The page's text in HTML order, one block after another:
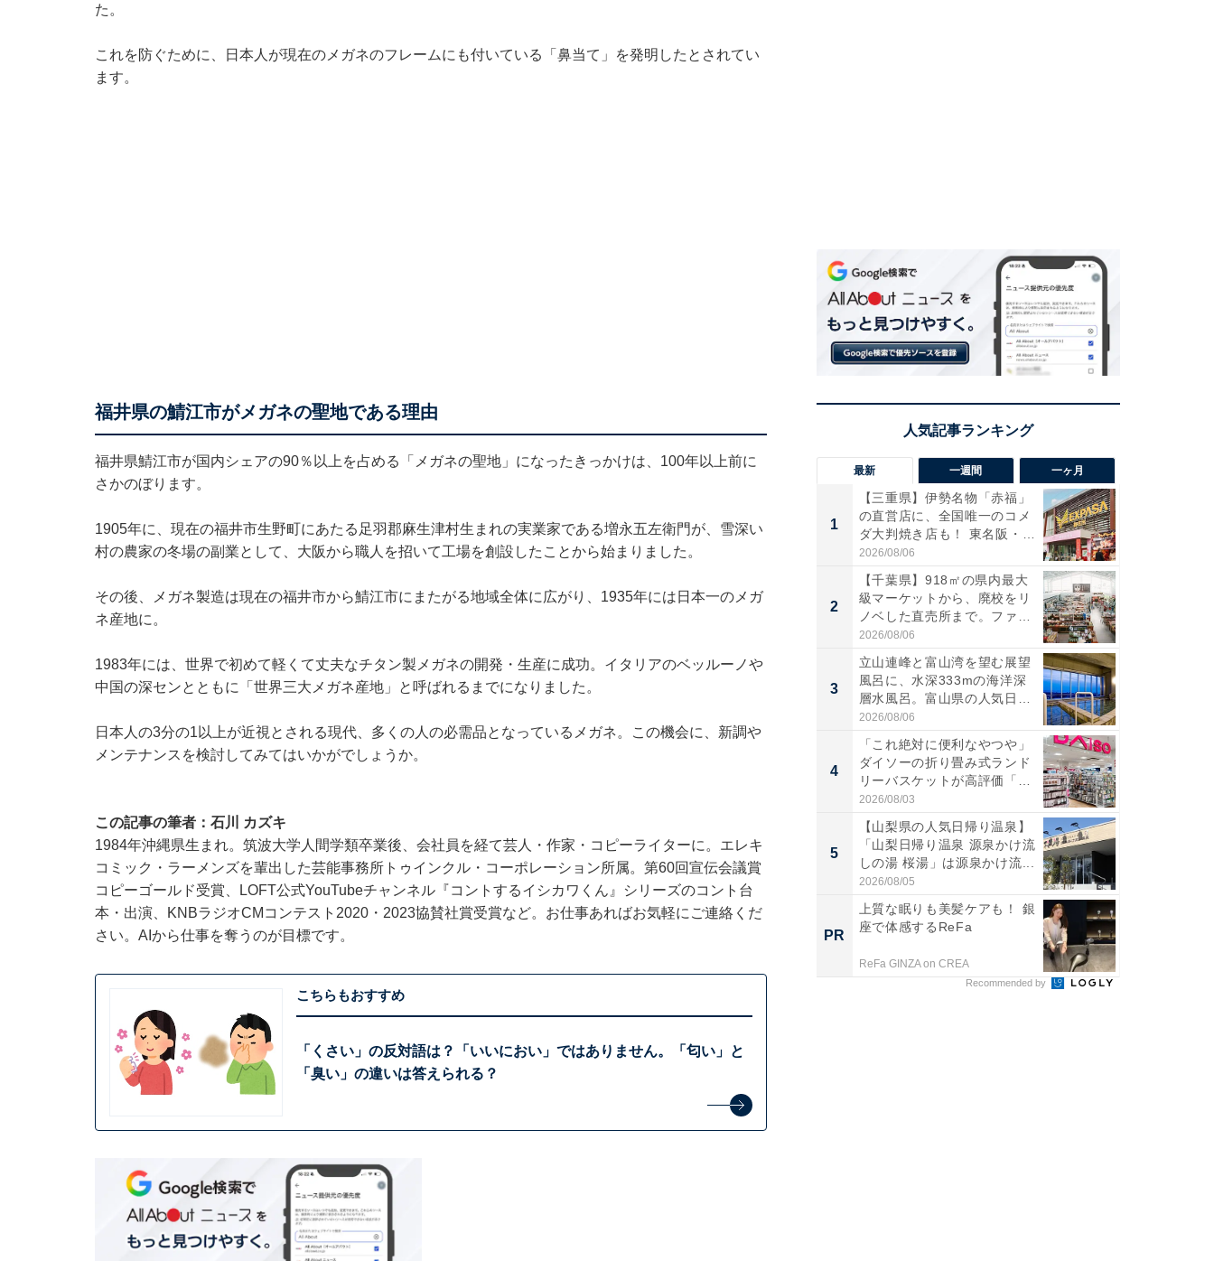
た。
これを防ぐために、日本人が現在のメガネのフレームにも付いている「鼻当て」を発明したとされてい
ます。
福井県の鯖江市がメガネの聖地である理由
福井県鯖江市が国内シェアの90％以上を占める「メガネの聖地」になったきっかけは、100年以上前に
さかのぼります。
1905年に、現在の福井市生野町にあたる足羽郡麻生津村生まれの実業家である増永五左衛門が、雪深い
村の農家の冬場の副業として、大阪から職人を招いて工場を創設したことから始まりました。
その後、メガネ製造は現在の福井市から鯖江市にまたがる地域全体に広がり、1935年には日本一のメガ
ネ産地に。
1983年には、世界で初めて軽くて丈夫なチタン製メガネの開発・生産に成功。イタリアのベッルーノや
中国の深センとともに「世界三大メガネ産地」と呼ばれるまでになりました。
日本人の3分の1以上が近視とされる現代、多くの人の必需品となっているメガネ。この機会に、新調や
メンテナンスを検討してみてはいかがでしょうか。
この記事の筆者： 石川 カズキ
1984年沖縄県生まれ。筑波大学人間学類卒業後、会社員を経て芸人・作家・コピーライターに。エレキ
コミック・ラーメンズを輩出した芸能事務所トゥインクル・コーポレーション所属。第60回宣伝会議賞
コピーゴールド受賞、LOFT公式YouTubeチャンネル『コントするイシカワくん』シリーズのコント台
本・出演、KNBラジオCMコンテスト2020・2023協賛社賞受賞など。お仕事あればお気軽にご連絡くだ
さい。AIから仕事を奪うのが目標です。
こちらもおすすめ
「くさい」の反対語は？「いいにおい」ではありません。「匂い」と
「臭い」の違いは答えられる？
最新 一週間 一ヶ月
1
【三重県】伊勢名物「赤福」
の直営店に、全国唯一のコメ
ダ大判焼き店も！ 東名阪・
伊...
2026/08/06
2
【千葉県】918㎡の県内最大
級マーケットから、廃校をリ
ノベした直売所まで。ファ
ー...
2026/08/06
3
立山連峰と富山湾を望む展望
風呂に、水深333mの海洋深
層水風呂。富山県の人気日
帰...
2026/08/06
4
「これ絶対に便利なやつや」
ダイソーの折り畳み式ランド
リーバスケットが高評価「使
わ...
2026/08/03
5
【山梨県の人気日帰り温泉】
「山梨日帰り温泉 源泉かけ流
しの湯 桜湯」は源泉かけ流...
2026/08/05
PR
上質な眠りも美髪ケアも！ 銀
座で体感するReFa
ReFa GINZA on CREA
Recommended by